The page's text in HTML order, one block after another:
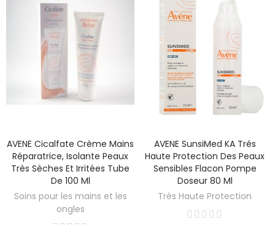
AVENE Cicalfate Crème Mains
Réparatrice, Isolante Peaux
Très Sèches Et Irritées Tube
De 100 Ml
Soins pour les mains et les
ongles
AVENE SunsiMed KA Trés
Haute Protection Des Peaux
Sensibles Flacon Pompe
Doseur 80 Ml
Très Haute Protection